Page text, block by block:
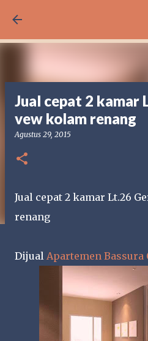
Jual cepat 2 kamar
vew kolam renang
Agustus 29, 2015
Jual cepat 2 kamar Lt.26
renang
Dijual Apartemen Bassura